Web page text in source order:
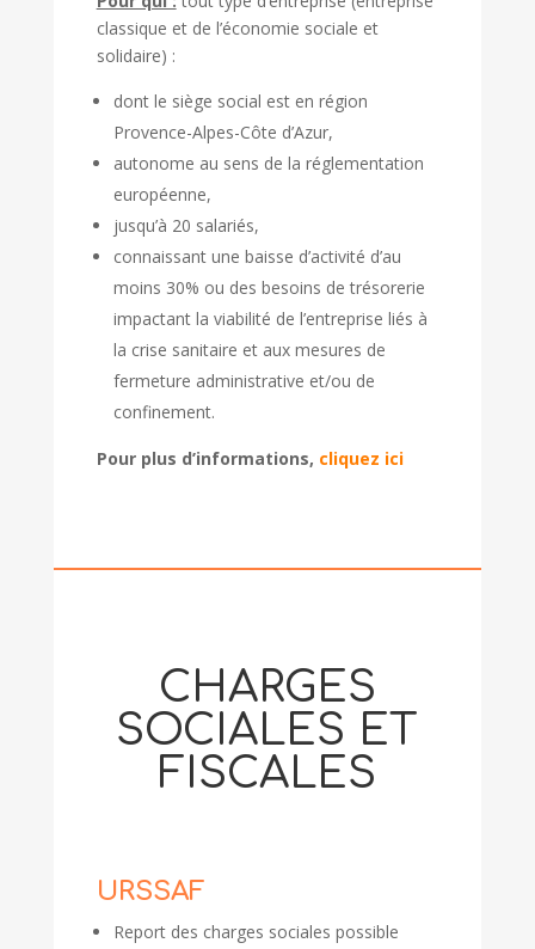
classique et de l’économie sociale et
solidaire) :
dont le siège social est en région
Provence-Alpes-Côte d’Azur,
autonome au sens de la réglementation
européenne,
jusqu’à 20 salariés,
connaissant une baisse d’activité d’au
moins 30% ou des besoins de trésorerie
impactant la viabilité de l’entreprise liés à
la crise sanitaire et aux mesures de
fermeture administrative et/ou de
confinement.
Pour plus d’informations, cliquez ici
CHARGES
SOCIALES ET
FISCALES
URSSAF
Report des charges sociales possible